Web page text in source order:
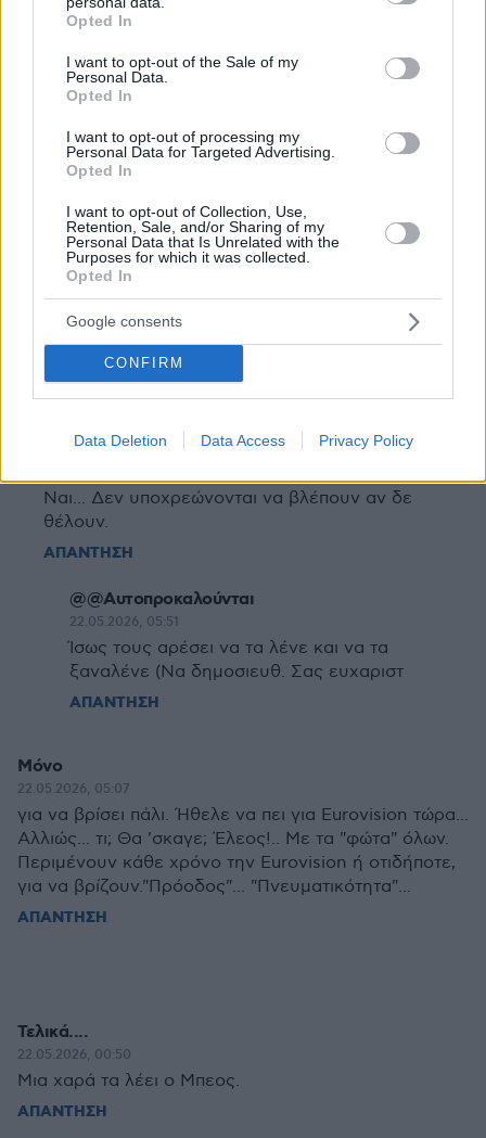
grant or deny consent to Google and its third-party tags to
use your data for below specified purposes in below Google
consent section.
Opted In
I want to opt-out of the Sale of my
Personal Data.
Opted In
I want to opt-out of processing my
Personal Data for Targeted Advertising.
Opted In
I want to opt-out of Collection, Use,
Retention, Sale, and/or Sharing of my
Personal Data that Is Unrelated with the
Purposes for which it was collected.
Opted In
Google consents
CONFIRM
Data Deletion Data Access Privacy Policy
εικόνα για Ελλάδα είπε... Έλεος!.. Τι ακούμε... Μόνο
δημοσιότητα για ανούσια πράγματα.
ΑΠΑΝΤΗΣΗ
Αυτοπροκαλούνται
22.05.2026, 05:07
να πουν για Eurovision ή οτιδήποτε.. για να βρίσουν.
ΑΠΑΝΤΗΣΗ
@Αυτοπροκαλούνται...
Ίσως ενοχλούνται και θέλουν να λένε και να
ξαναλένε...
ΑΠΑΝΤΗΣΗ
@Αυτοπροκαλούνται
Ναι... Δεν υποχρεώνονται να βλέπουν αν δε
θέλουν.
ΑΠΑΝΤΗΣΗ
@@Αυτοπροκαλούνται
22.05.2026, 05:51
Ίσως τους αρέσει να τα λένε και να τα
ξαναλένε (Να δημοσιευθ. Σας ευχαριστ
ΑΠΑΝΤΗΣΗ
Μόνο
22.05.2026, 05:07
για να βρίσει πάλι. Ήθελε να πει για Eurovision τώρα...
Αλλιώς... τι; Θα 'σκαγε; Έλεος!.. Με τα "φώτα" όλων.
Περιμένουν κάθε χρόνο την Eurovision ή οτιδήποτε,
για να βρίζουν."Πρόοδος"... "Πνευματικότητα"...
ΑΠΑΝΤΗΣΗ
Τελικά....
22.05.2026, 00:50
Μια χαρά τα λέει ο Μπεος.
ΑΠΑΝΤΗΣΗ